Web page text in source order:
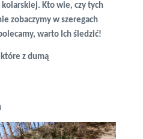
Kto wie, czy tych
zobaczymy w szeregach
warto Ich śledzić!
z dumą